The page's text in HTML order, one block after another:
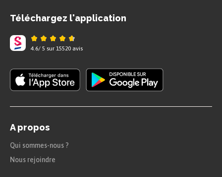
Téléchargez l'application
4.6/ 5 sur 15520 avis
A propos
Qui sommes-nous ?
Nous rejoindre